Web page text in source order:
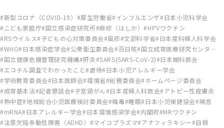
新型コロナ（COVID-19） 厚生労働省 インフルエンザ 日本小児科学会
こども家庭庁 国立感染症研究所 麻疹（はしか） HPVワクチン
RSウイルス 子どもの心対策委員会 風疹 文部科学省 日本産科婦人科学会
WHO 日本感染症学会 公衆衛生委員会 百日咳 国立成育医療研究センタ―
国立健康危機管理研究機構 肝炎 SARS(SARS-CoV-2)
日本眼科医会
エコチル調査でわかったこと 虐待 日本小児アレルギー学会
学術教育委員会 日本医師会 環境省 総務委員会 ホームページ委員会
成育基本法 記者懇談会 子宮頸がん 日本産婦人科医会 アトピー性皮膚炎
熱中症 地域総合小児医療検討委員会 梅毒 睡眠 日本小児保健協会 喘息
mRNA 日本アレルギー学会 日本環境感染学会 内閣府 MRワクチン
注意欠陥多動性障害（ADHD）
マイコプラズマ アナフィラキシー
自殺